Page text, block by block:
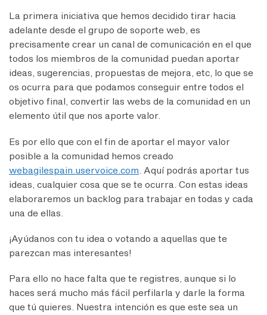
La primera iniciativa que hemos decidido tirar hacia
adelante desde el grupo de soporte web, es
precisamente crear un canal de comunicación en el que
todos los miembros de la comunidad puedan aportar
ideas, sugerencias, propuestas de mejora, etc, lo que se
os ocurra para que podamos conseguir entre todos el
objetivo final, convertir las webs de la comunidad en un
elemento útil que nos aporte valor.
Es por ello que con el fin de aportar el mayor valor
posible a la comunidad hemos creado
webagilespain.uservoice.com . Aquí podrás aportar tus
ideas, cualquier cosa que se te ocurra. Con estas ideas
elaboraremos un backlog para trabajar en todas y cada
una de ellas.
¡Ayúdanos con tu idea o votando a aquellas que te
parezcan mas interesantes!
Para ello no hace falta que te registres, aunque si lo
haces será mucho más fácil perfilarla y darle la forma
que tú quieres. Nuestra intención es que este sea un